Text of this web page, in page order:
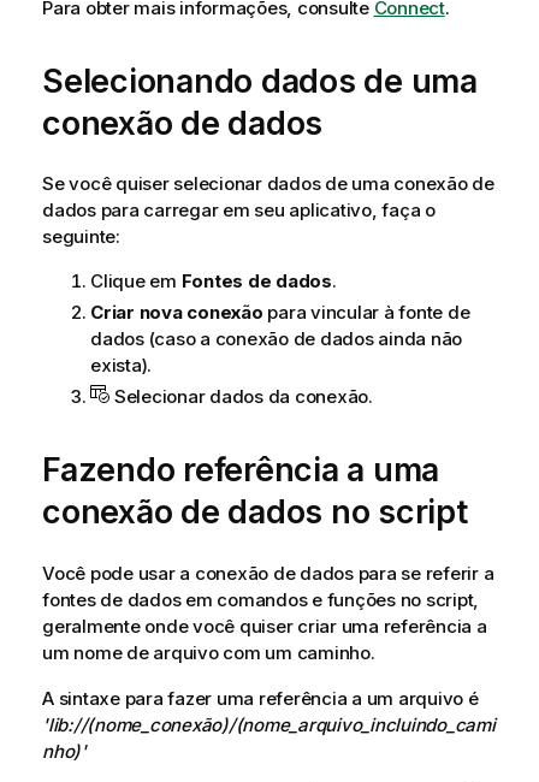
a
Para obter mais informações, consulte Connect.
Selecionando dados de uma
conexão de dados
Se você quiser selecionar dados de uma conexão de
dados para carregar em seu aplicativo, faça o
seguinte:
Clique em Fontes de dados.
Criar nova conexão para vincular à fonte de
dados (caso a conexão de dados ainda não
exista).
Selecionar dados da conexão.
Fazendo referência a uma
conexão de dados no script
Você pode usar a conexão de dados para se referir a
fontes de dados em comandos e funções no script,
geralmente onde você quiser criar uma referência a
um nome de arquivo com um caminho.
A sintaxe para fazer uma referência a um arquivo é
'lib://(nome_conexão)/(nome_arquivo_incluindo_cami
nho)'